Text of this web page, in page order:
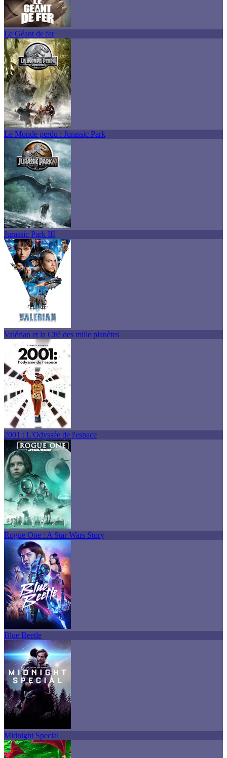
Le Géant de fer
Le Monde perdu : Jurassic Park
Jurassic Park III
Valérian et la Cité des mille planètes
2001 : L'Odyssée de l'espace
Rogue One : A Star Wars Story
Blue Beetle
Midnight Special